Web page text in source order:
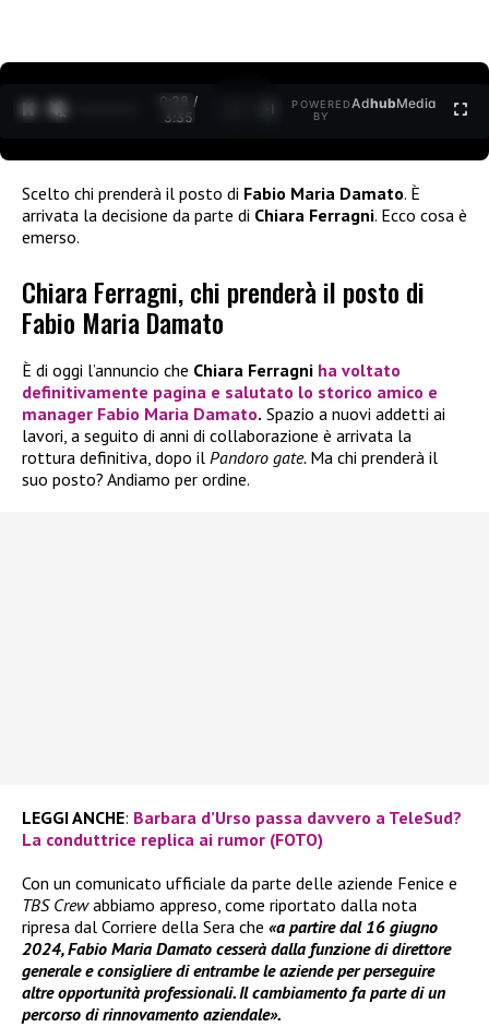
0:29 /
3:35
POWERED
BY
AdhubMedia
Scelto chi prenderà il posto di Fabio Maria Damato. È
arrivata la decisione da parte di Chiara Ferragni. Ecco cosa è
emerso.
Chiara Ferragni, chi prenderà il posto di
Fabio Maria Damato
È di oggi l’annuncio che Chiara Ferragni ha voltato
definitivamente pagina e salutato lo storico amico e
manager Fabio Maria Damato. Spazio a nuovi addetti ai
lavori, a seguito di anni di collaborazione è arrivata la
rottura definitiva, dopo il Pandoro gate. Ma chi prenderà il
suo posto? Andiamo per ordine.
LEGGI ANCHE: Barbara d’Urso passa davvero a TeleSud?
La conduttrice replica ai rumor (FOTO)
Con un comunicato ufficiale da parte delle aziende Fenice e
TBS Crewabbiamo appreso, come riportato dalla nota
ripresa dal Corriere della Sera che «a partire dal 16 giugno
2024, Fabio Maria Damato cesserà dalla funzione di direttore
generale e consigliere di entrambe le aziende per perseguire
altre opportunità professionali. Il cambiamento fa parte di un
percorso di rinnovamento aziendale».